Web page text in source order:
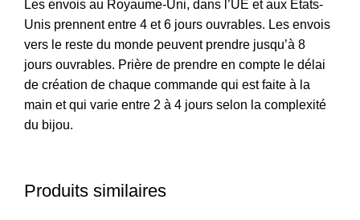
Les envois au Royaume-Uni, dans l’UE et aux États-
Unis prennent entre 4 et 6 jours ouvrables. Les envois
vers le reste du monde peuvent prendre jusqu’à 8
jours ouvrables. Prière de prendre en compte le délai
de création de chaque commande qui est faite à la
main et qui varie entre 2 à 4 jours selon la complexité
du bijou.
Produits similaires